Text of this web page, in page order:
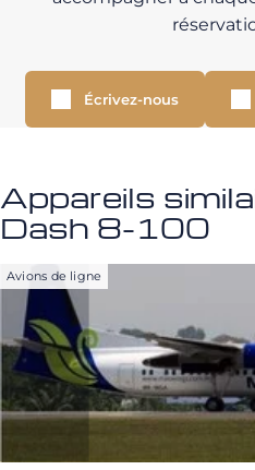
Écrivez-nous
Appareils
Dash 8-100
Avions de ligne